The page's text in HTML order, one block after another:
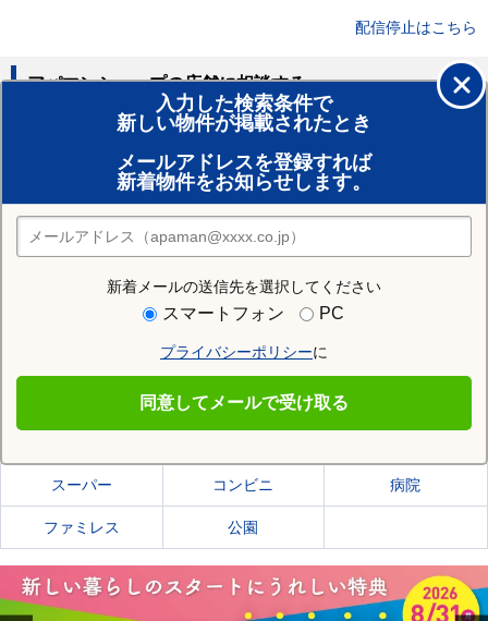
配信停止はこちら
入力した検索条件で
新しい物件が掲載されたとき
メールアドレスを登録すれば
新着物件をお知らせします。
新着メールの送信先を選択してください
スマートフォン PC
プライバシーポリシーに
同意してメールで受け取る
アパマンショップの店舗に相談する
賃貸のプロがお部屋探し！
おまかせ物件リクエスト
住みたい街の店舗を探す
店舗検索
住む街研究所で鶴岡市の情報を見る
鶴岡市の施設一覧
スーパー コンビニ 病院
ファミレス 公園